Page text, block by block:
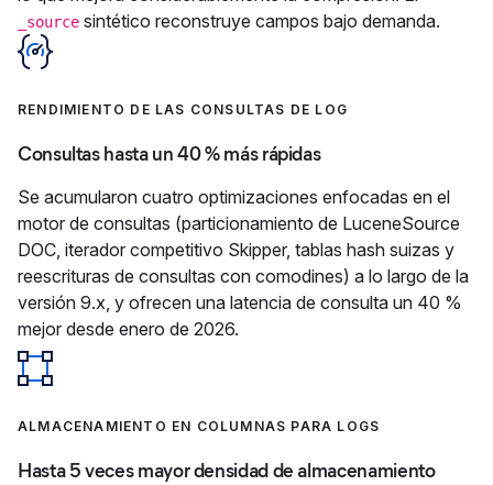
_source sintético reconstruye campos bajo demanda.
RENDIMIENTO DE LAS CONSULTAS DE LOG
Consultas hasta un 40 % más rápidas
Se acumularon cuatro optimizaciones enfocadas en el
motor de consultas (particionamiento de LuceneSource
DOC, iterador competitivo Skipper, tablas hash suizas y
reescrituras de consultas con comodines) a lo largo de la
versión 9.x, y ofrecen una latencia de consulta un 40 %
mejor desde enero de 2026.
ALMACENAMIENTO EN COLUMNAS PARA LOGS
Hasta 5 veces mayor densidad de almacenamiento